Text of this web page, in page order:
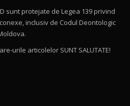
/ Test Drive AutoBlog.MD
aventura cu luxul / AutoBlog.MD
sunt protejate de Legea 139 privind
inclusiv de Codul Deontologic
urile articolelor SUNT SALUTATE!